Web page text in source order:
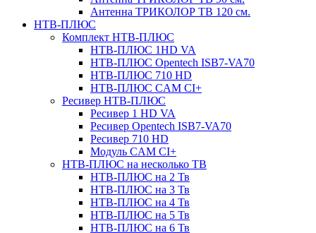
Антенна ТРИКОЛОР ТВ 120 см.
НТВ-ПЛЮС
Комплект НТВ-ПЛЮС
НТВ-ПЛЮС 1HD VA
НТВ-ПЛЮС Opentech ISB7-VA70
НТВ-ПЛЮС 710 HD
НТВ-ПЛЮС CAM CI+
Ресивер НТВ-ПЛЮС
Ресивер 1 HD VA
Ресивер Opentech ISB7-VA70
Ресивер 710 HD
Модуль CAM CI+
НТВ-ПЛЮС на несколько ТВ
НТВ-ПЛЮС на 2 Тв
НТВ-ПЛЮС на 3 Тв
НТВ-ПЛЮС на 4 Тв
НТВ-ПЛЮС на 5 Тв
НТВ-ПЛЮС на 6 Тв